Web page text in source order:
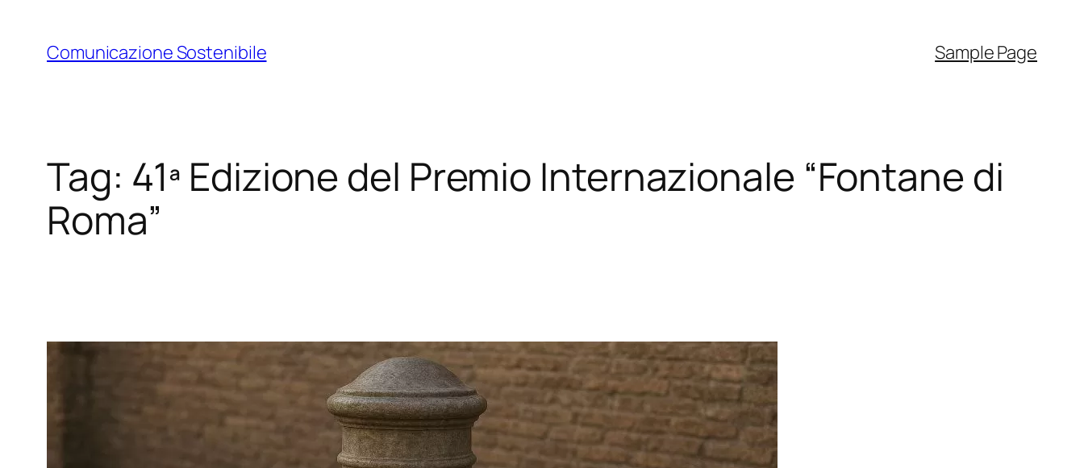
contenuto
Comunicazione Sostenibile Sample Page
Tag: 41ª Edizione del Premio Internazionale “Fontane di
Roma”